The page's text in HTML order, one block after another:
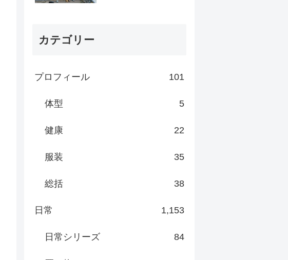
カテゴリー
プロフィール 101
体型 5
健康 22
服装 35
総括 38
日常 1,153
日常シリーズ 84